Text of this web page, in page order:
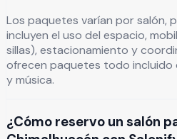
Los paquetes varían por salón,
incluyen el uso del espacio,
sillas), estacionamiento y
ofrecen paquetes todo incluido
y música.
¿Cómo reservo un salón